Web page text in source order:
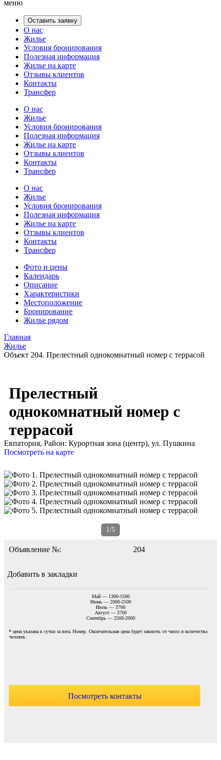
меню
Оставить заявку
О нас
Жилье
Условия бронирования
Полезная информация
Жилье на карте
Отзывы клиентов
Контакты
Трансфер
О нас
Жилье
Условия бронирования
Полезная информация
Жилье на карте
Отзывы клиентов
Контакты
Трансфер
О нас
Жилье
Условия бронирования
Полезная информация
Жилье на карте
Отзывы клиентов
Контакты
Трансфер
Фото и цены
Календарь
Описание
Характеристики
Местоположение
Бронирование
Жилье рядом
Главная
Жилье
Объект 204. Прелестный однокомнатный номер с террасой
Прелестный
однокомнатный номер с
террасой
Евпатория, Район: Курортная зона (центр), ул. Пушкина
Посмотреть на карте
1/5
Объявление №: 204
Добавить в закладки
Май — 1300-1500
Июнь — 2000-2500
Июль — 3700
Август — 3700
Сентябрь — 2500-2000
* цена указана в сутки за весь Номер. Окончательная цена будет зависеть от чисел и количества
человек.
Посмотреть контакты